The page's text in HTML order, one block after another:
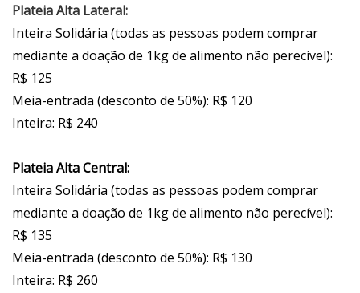
Plateia Alta Lateral:
Inteira Solidária (todas as pessoas podem comprar
mediante a doação de 1kg de alimento não perecível):
R$ 125
Meia-entrada (desconto de 50%): R$ 120
Inteira: R$ 240
Plateia Alta Central:
Inteira Solidária (todas as pessoas podem comprar
mediante a doação de 1kg de alimento não perecível):
R$ 135
Meia-entrada (desconto de 50%): R$ 130
Inteira: R$ 260